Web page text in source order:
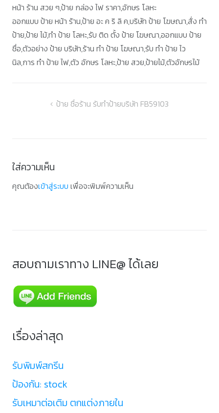
หน้า ร้าน สวย ๆ,ป้าย กล่อง ไฟ ราคา,อักษร โลหะ
ออกแบบ ป้าย หน้า ร้าน,ป้าย อะ ค ริ ลิ ค,บริษัท ป้าย โฆษณา,สั่ง ทำ
ป้าย,ป้าย ไม้,ทำ ป้าย โลหะ,รับ ติด ตั้ง ป้าย โฆษณา,ออกแบบ ป้าย
ชื่อ,ตัวอย่าง ป้าย บริษัท,ร้าน ทำ ป้าย โฆษณา,รับ ทำ ป้าย ไว
นิล,การ ทํา ป้าย ไฟ,ตัว อักษร โลหะ,ป้าย สวย,ป้ายไม้,ตัวอักษรไม้
ป้าย ชื่อร้าน รับทำป้ายบริษัท FB59103
ใส่ความเห็น
คุณต้องเข้าสู่ระบบ เพื่อจะพิมพ์ความเห็น
สอบถามเราทาง LINE@ ได้เลย
เรื่องล่าสุด
รับพิมพ์สกรีน
ป้องกัน: stock
รับเหมาต่อเติม ตกแต่งภายใน